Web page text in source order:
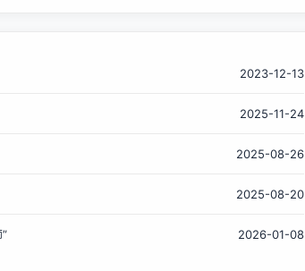
迭代。 The Browser Company 成立于 2019 年，并
处理功能，可在同一窗口中并排显示两个标签页。个性
Company 暂停了 Arc 的开发，将精力重新聚
中，同时还将添加新的网络安全和合规功能，使后者
2023-12-13
2025-11-24
2025-08-26
2025-08-20
2026-01-08